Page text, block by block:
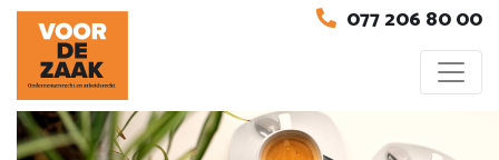
077 206 80 00